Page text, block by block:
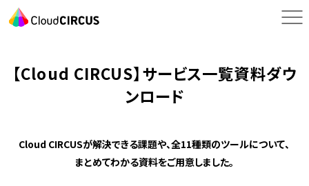
【Cloud CIRCUS】サービス一覧資料ダウ
ンロード
Cloud CIRCUSが解決できる課題や、全11種類のツールについて、
まとめてわかる資料をご用意しました。